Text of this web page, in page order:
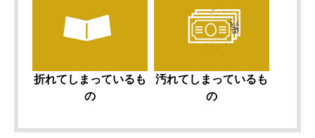
折れてしまっているも
の
汚れてしまっているも
の